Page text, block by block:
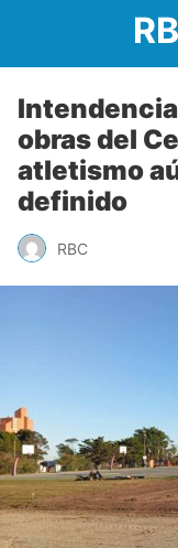
obras del
atletismo
definido
RBC